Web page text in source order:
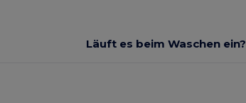
Läuft es beim Waschen ein?